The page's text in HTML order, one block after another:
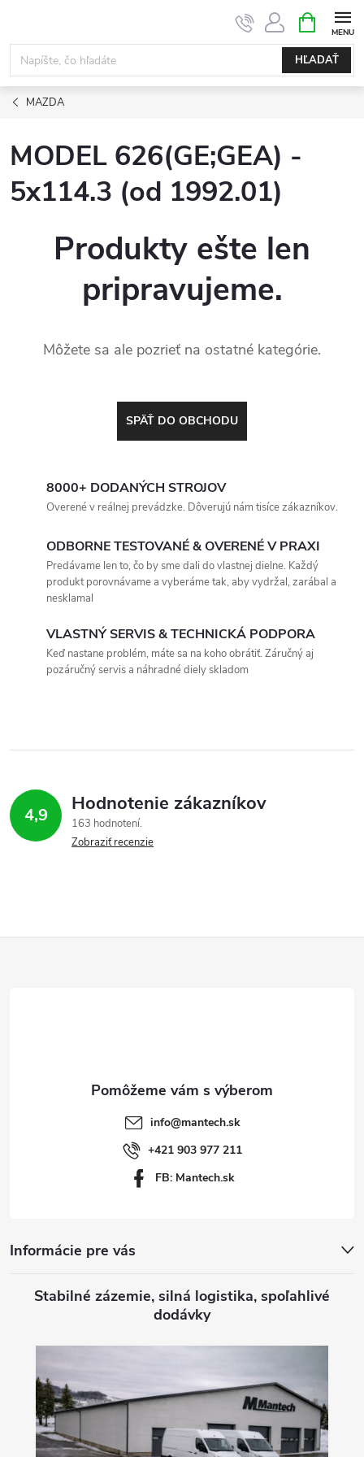
obsah
HĽADAŤ
KOŠÍK
MAZDA
MODEL 626(GE;GEA) -
5x114.3 (od 1992.01)
Produkty ešte len
pripravujeme.
Môžete sa ale pozrieť na ostatné kategórie.
SPÄŤ DO OBCHODU
8000+ DODANÝCH STROJOV
Overené v reálnej prevádzke. Dôverujú nám tisíce zákazníkov.
ODBORNE TESTOVANÉ & OVERENÉ V PRAXI
Predávame len to, čo by sme dali do vlastnej dielne. Každý
produkt porovnávame a vyberáme tak, aby vydržal, zarábal a
nesklamal
VLASTNÝ SERVIS & TECHNICKÁ PODPORA
Keď nastane problém, máte sa na koho obrátiť. Záručný aj
pozáručný servis a náhradné diely skladom
4,9 Hodnotenie zákazníkov
163 hodnotení
Zobraziť recenzie
info@mantech.sk
+421 903 977 211
FB: Mantech.sk
Informácie pre vás
Stabilné zázemie, silná logistika, spoľahlivé
dodávky